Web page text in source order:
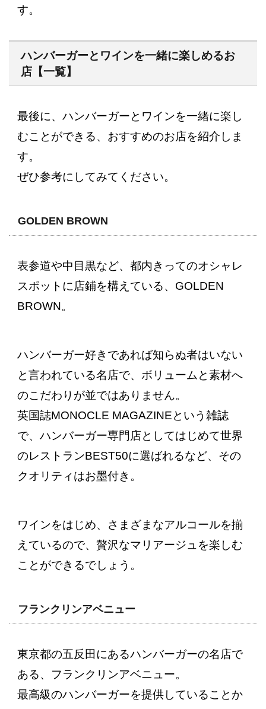
す。
ハンバーガーとワインを一緒に楽しめるお
店【一覧】
最後に、ハンバーガーとワインを一緒に楽し
むことができる、おすすめのお店を紹介しま
す。
ぜひ参考にしてみてください。
GOLDEN BROWN
表参道や中目黒など、都内きってのオシャレ
スポットに店鋪を構えている、GOLDEN
BROWN。
ハンバーガー好きであれば知らぬ者はいない
と言われている名店で、ボリュームと素材へ
のこだわりが並ではありません。
英国誌MONOCLE MAGAZINEという雑誌
で、ハンバーガー専門店としてはじめて世界
のレストランBEST50に選ばれるなど、その
クオリティはお墨付き。
ワインをはじめ、さまざまなアルコールを揃
えているので、贅沢なマリアージュを楽しむ
ことができるでしょう。
フランクリンアベニュー
東京都の五反田にあるハンバーガーの名店で
ある、フランクリンアベニュー。
最高級のハンバーガーを提供していることか